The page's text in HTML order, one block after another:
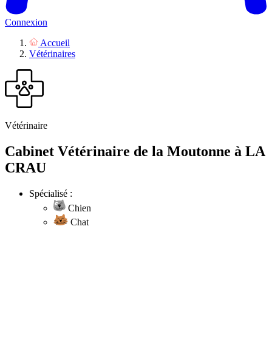
Connexion
Accueil
Vétérinaires
Vétérinaire
Cabinet Vétérinaire de la Moutonne à LA
CRAU
Spécialisé :
Chien
Chat